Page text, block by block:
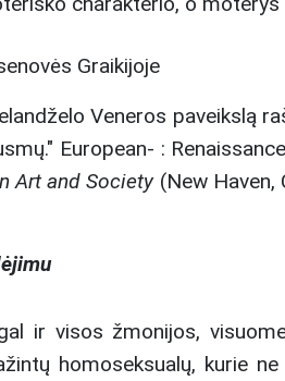
Graikijoje
Veneros paveikslą
European- :
Art and Society(New Haven,
ir visos žmonijos,
homoseksualų, kurie